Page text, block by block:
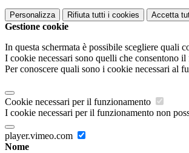
Personalizza Rifiuta tutti i cookies Accetta
Gestione cookie
In questa schermata è possibile scegliere quali
I cookie necessari sono quelli che consentono
Per conoscere quali sono i cookie necessari al
Cookie necessari per il funzionamento
I cookie necessari per il funzionamento non
player.vimeo.com
Nome